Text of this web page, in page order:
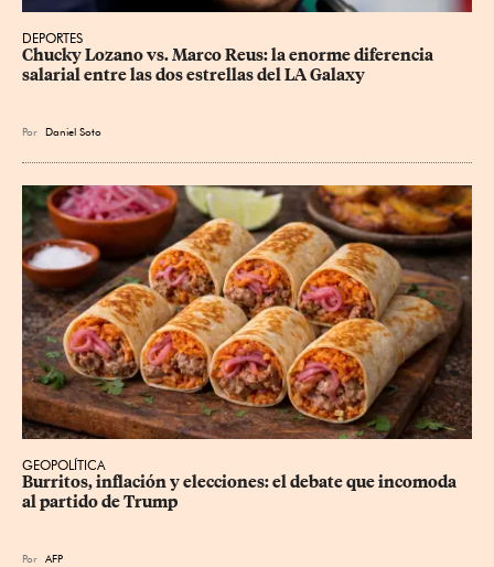
DEPORTES
Chucky Lozano vs. Marco Reus: la enorme diferencia
salarial entre las dos estrellas del LA Galaxy
Por Daniel Soto
GEOPOLÍTICA
Burritos, inflación y elecciones: el debate que incomoda
al partido de Trump
Por AFP